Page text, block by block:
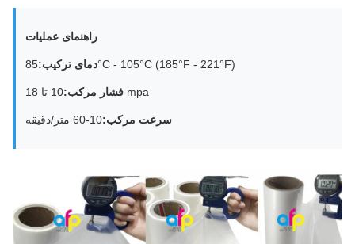
راهنمای عملیات
دمای ترکیب:85°C - 105°C (185°F - 221°F)
فشار مرکب: 10 تا 18 mpa
سرعت مرکب:10-60 متر/دقیقه